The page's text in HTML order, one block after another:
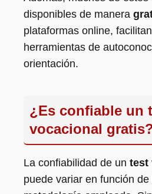
disponibles de manera
plataformas online,
herramientas de
orientación.
¿Es confiable un
vocacional
La confiabilidad de un test
puede variar en función